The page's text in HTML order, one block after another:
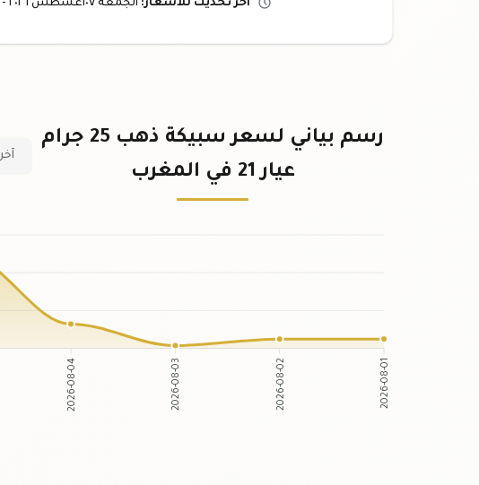
آخر تحديث للأسعار: الجمعة ٠٧ أغسطس ٢٠٢٦ -
رسم بياني لسعر سبيكة ذهب 25 جرام
عيار 21 في المغرب
آخر 6 أشهر
2026-08-04 2026-08-03 2026-08-02 2026-08-01